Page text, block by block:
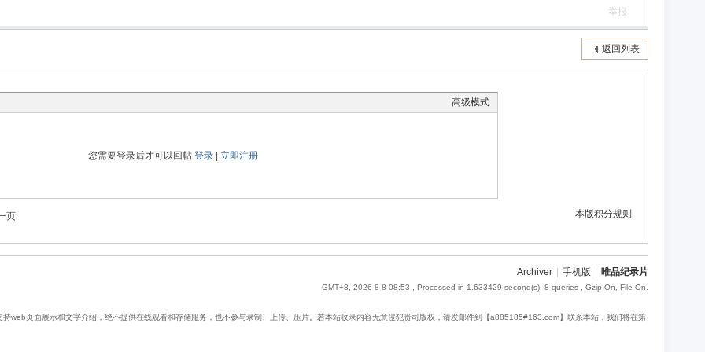
举报
返回列表
高级模式
您需要登录后才可以回帖 登录| 立即注册
本版积分规则
页
Archiver 手机版 唯品纪录片
GMT+8, 2026-8-8 08:53 , Processed in 1.633429 second(s), 8 queries , Gzip On, File On.
web页面展示和文字介绍，绝不提供在线观看和存储服务，也不参与录制、上传、压片。若本站收录内容无意侵犯贵司版权，请发邮件到【a885185#163.com】联系本站，我们将在第